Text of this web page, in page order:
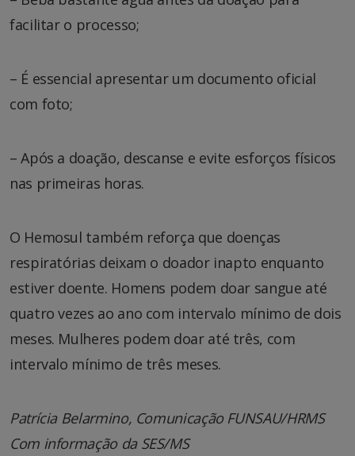
facilitar o processo;
– É essencial apresentar um documento oficial
com foto;
– Após a doação, descanse e evite esforços físicos
nas primeiras horas.
O Hemosul também reforça que doenças
respiratórias deixam o doador inapto enquanto
estiver doente. Homens podem doar sangue até
quatro vezes ao ano com intervalo mínimo de dois
meses. Mulheres podem doar até três, com
intervalo mínimo de três meses.
Patrícia Belarmino, Comunicação FUNSAU/HRMS
Com informação da SES/MS